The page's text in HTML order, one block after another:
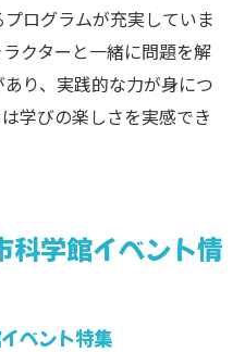
ログラムが充実していま
クターと一緒に問題を解
り、実践的な力が身につ
学びの楽しさを実感でき
科学館イベント情
ベント特集